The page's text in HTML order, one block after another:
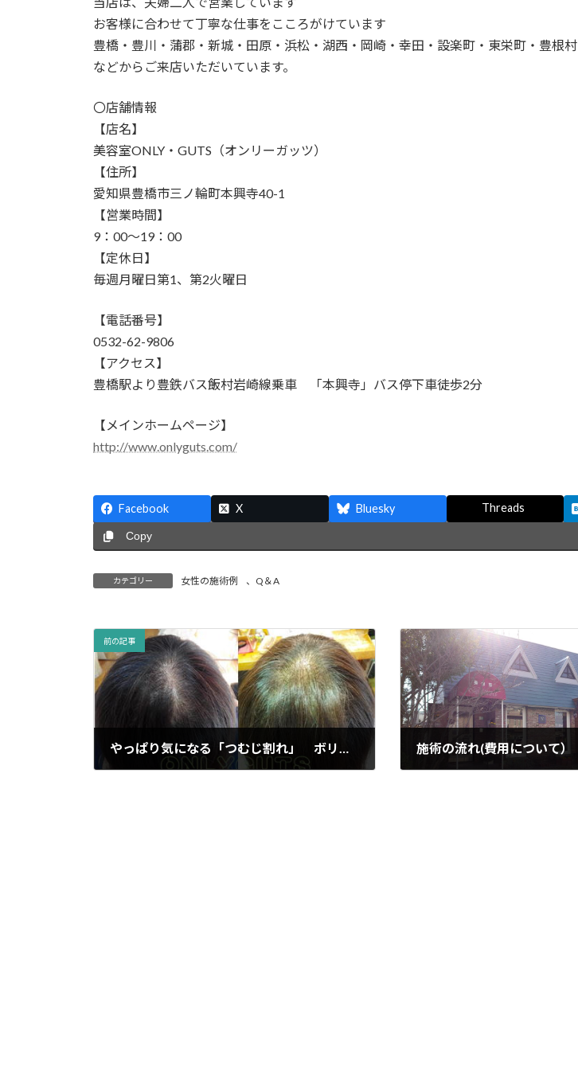
お客様に合わせて丁寧な仕事をこころがけています
豊橋・豊川・蒲郡・新城・田原・浜松・湖西・岡崎・幸田・設楽町・東栄町・豊根村
などからご来店いただいています。
〇店舗情報
【店名】
美容室ONLY・GUTS（オンリーガッツ）
【住所】
愛知県豊橋市三ノ輪町本興寺40-1
【営業時間】
9：00～19：00
【定休日】
毎週月曜日第1、第2火曜日
【電話番号】
0532-62-9806
【アクセス】
豊橋駅より豊鉄バス飯村岩崎線乗車 「本興寺」バス停下車徒歩2分
【メインホームページ】
http://www.onlyguts.com/
Facebook X Bluesky Threads
Copy
カテゴリー 女性の施術例 、 Q＆A
前の記事
やっぱり気になる「つむじ割れ」 ボリュームエクステ(増毛）で悩み解消！！ 施術の流れ(費用について）